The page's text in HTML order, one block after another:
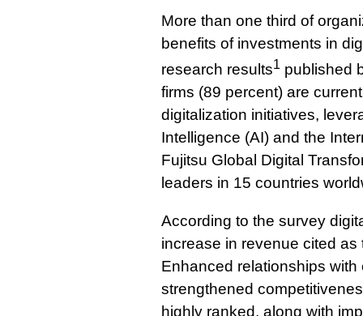
More than one third of
benefits of investments in
research results1 published
firms (89 percent) are
digitalization initiatives,
Intelligence (AI) and the
Fujitsu Global Digital
leaders in 15 countries
According to the survey
increase in revenue cited
Enhanced relationships
strengthened
highly ranked, along with